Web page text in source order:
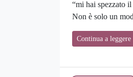
“mi hai spezzato il
Non è solo un
Continua a leggere